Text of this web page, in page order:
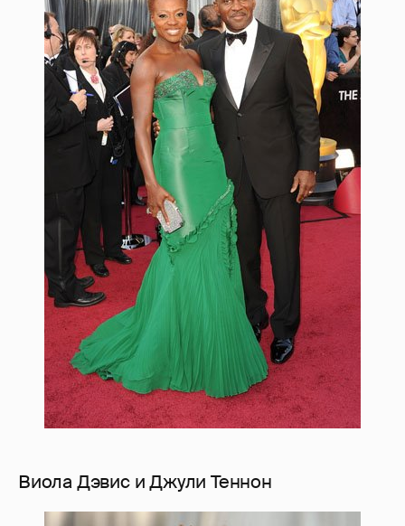
Виола Дэвис и Джули Теннон